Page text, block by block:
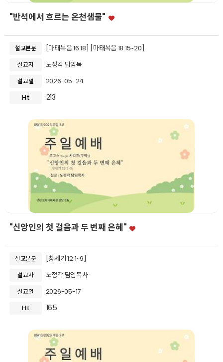
"반석에서 흐르는 온천샘물"
설교본문 [마태복음 16:18] [마태복음 18:15~20]
설교자 노정각 담임목
설교일
2026-05-24
Hit
213
"신앙인의 첫 걸음과 두 번째 은혜"
설교본문 [창세기 12:1~9]
설교자 노정각 담임목사
설교일
2026-05-17
Hit
165